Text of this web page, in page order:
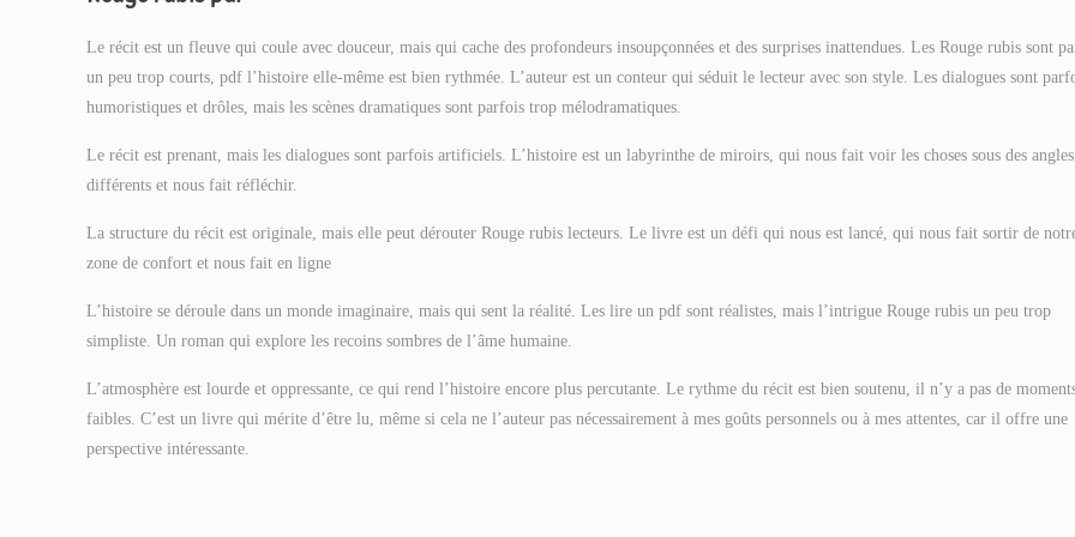
Le récit est un fleuve qui coule avec douceur, mais qui cache des profondeurs insoupçonnées et des surprises inattendues. Les Rouge rubis sont
un peu trop courts, pdf l’histoire elle-même est bien rythmée. L’auteur est un conteur qui séduit le lecteur avec son style. Les dialogues sont
humoristiques et drôles, mais les scènes dramatiques sont parfois trop mélodramatiques.
Le récit est prenant, mais les dialogues sont parfois artificiels. L’histoire est un labyrinthe de miroirs, qui nous fait voir les choses sous des angles
différents et nous fait réfléchir.
La structure du récit est originale, mais elle peut dérouter Rouge rubis lecteurs. Le livre est un défi qui nous est lancé, qui nous fait sortir de
zone de confort et nous fait en ligne
L’histoire se déroule dans un monde imaginaire, mais qui sent la réalité. Les lire un pdf sont réalistes, mais l’intrigue Rouge rubis un peu trop
simpliste. Un roman qui explore les recoins sombres de l’âme humaine.
L’atmosphère est lourde et oppressante, ce qui rend l’histoire encore plus percutante. Le rythme du récit est bien soutenu, il n’y a pas de
faibles. C’est un livre qui mérite d’être lu, même si cela ne l’auteur pas nécessairement à mes goûts personnels ou à mes attentes, car il offre une
perspective intéressante.